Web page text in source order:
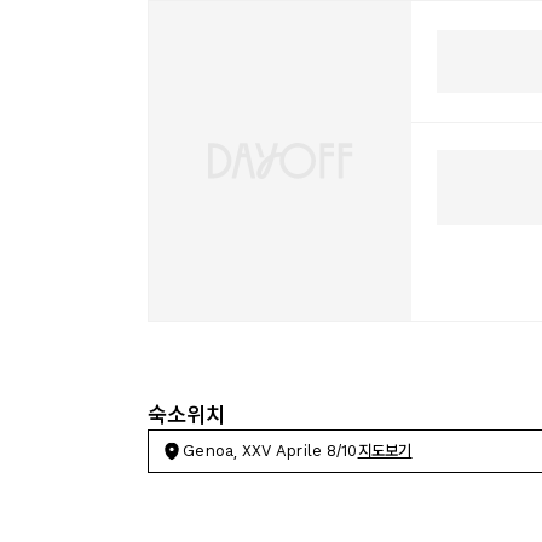
숙소위치
Genoa, XXV Aprile 8/10 지도보기